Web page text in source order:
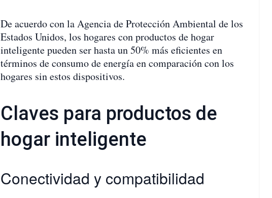
De acuerdo con la Agencia de Protección Ambiental de los
Estados Unidos, los hogares con productos de hogar
inteligente pueden ser hasta un 50% más eficientes en
términos de consumo de energía en comparación con los
hogares sin estos dispositivos.
Claves para productos de
hogar inteligente
Conectividad y compatibilidad